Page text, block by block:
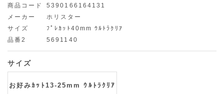
商品コード
5390166164131
メーカー
ホリスター
サイズ
ﾌﾟﾚｶｯﾄ40mm ｳﾙﾄﾗｸﾘｱ
品番2
5691140
サイズ
お好みｶｯﾄ13-25mm ｳﾙﾄﾗｸﾘｱ